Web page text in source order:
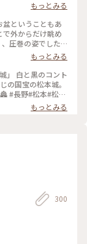
の6階建のかっこ
ばれているんです
いはじめたそうで
おっきい天守閣
モスが咲いてい
） #現存12天
旅2025 #秋の装い
もっとみる
ということもあ
で外からだけ眺め
圧巻の姿でした✨
ました🦢 (来訪
#ことりっぷ長野
もっとみる
」 白と黒のコント
の国宝の松本城。
本
もっとみる
300